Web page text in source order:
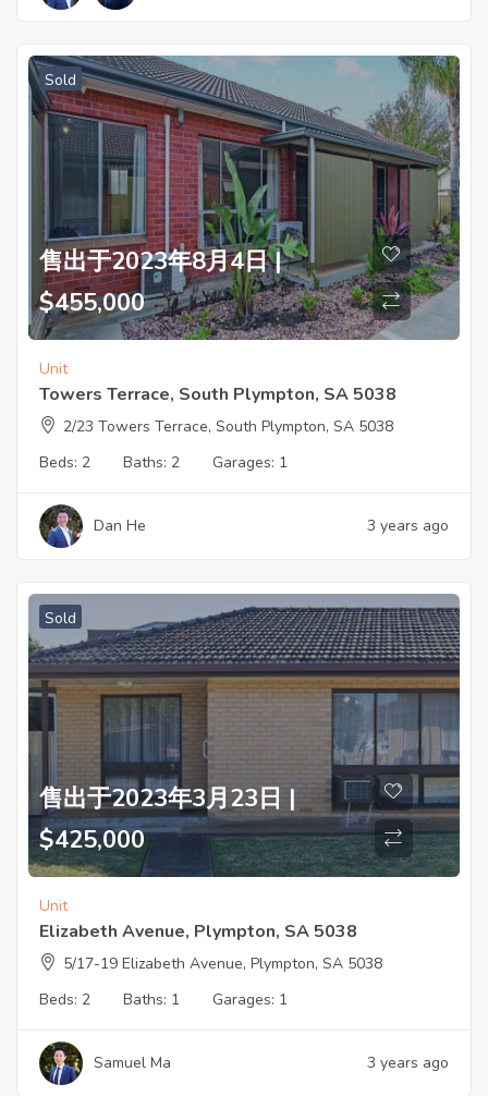
Sold
售出于2023年8月4日 |
$455,000
Unit
Towers Terrace, South Plympton, SA 5038
2/23 Towers Terrace, South Plympton, SA 5038
Beds: 2 Baths: 2 Garages: 1
Dan He 3 years ago
Sold
售出于2023年3月23日 |
$425,000
Unit
Elizabeth Avenue, Plympton, SA 5038
5/17-19 Elizabeth Avenue, Plympton, SA 5038
Beds: 2 Baths: 1 Garages: 1
Samuel Ma 3 years ago